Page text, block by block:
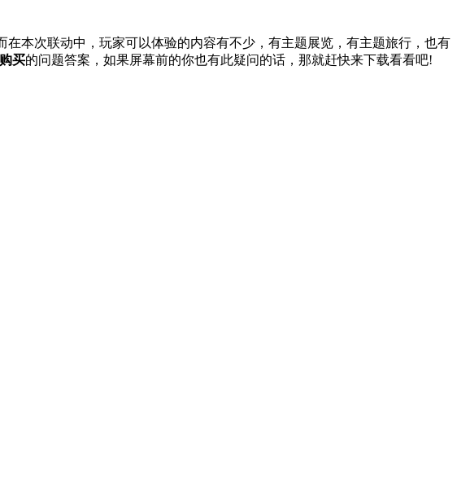
本次联动中，玩家可以体验的内容有不少，有主题展览，有主题旅行，也有
买的问题答案，如果屏幕前的你也有此疑问的话，那就赶快来下载看看吧!